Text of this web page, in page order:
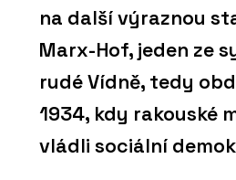
na další výraznou
Marx-Hof, jeden ze
rudé Vídně, tedy
1934, kdy rakouské
vládli sociální